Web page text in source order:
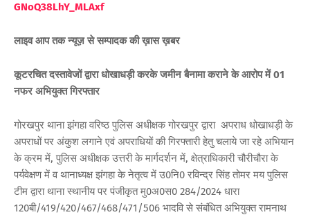
GNoQ38LhY_MLAxf
लाइव आप तक न्यूज़ से सम्पादक की ख़ास ख़बर
कूटरचित दस्तावेजों द्वारा धोखाधड़ी करके जमीन बैनामा कराने के आरोप में 01
नफर अभियुक्त गिरफ्तार
गोरखपुर थाना झंगहा वरिष्ठ पुलिस अधीक्षक गोरखपुर द्वारा अपराध धोखाधड़ी के
अपराधों पर अंकुश लगाने एवं अपराधियों की गिरफ्तारी हेतु चलाये जा रहे अभियान
के क्रम में, पुलिस अधीक्षक उत्तरी के मार्गदर्शन में, क्षेत्राधिकारी चौरीचौरा के
पर्यवेक्षण में व थानाध्यक्ष झंगहा के नेतृत्व में उ0नि0 रविन्द्र सिंह तोमर मय पुलिस
टीम द्वारा थाना स्थानीय पर पंजीकृत मु0अ0स0 284/2024 धारा
120बी/419/420/467/468/471/506 भादवि से संबंधित अभियुक्त रामनाथ